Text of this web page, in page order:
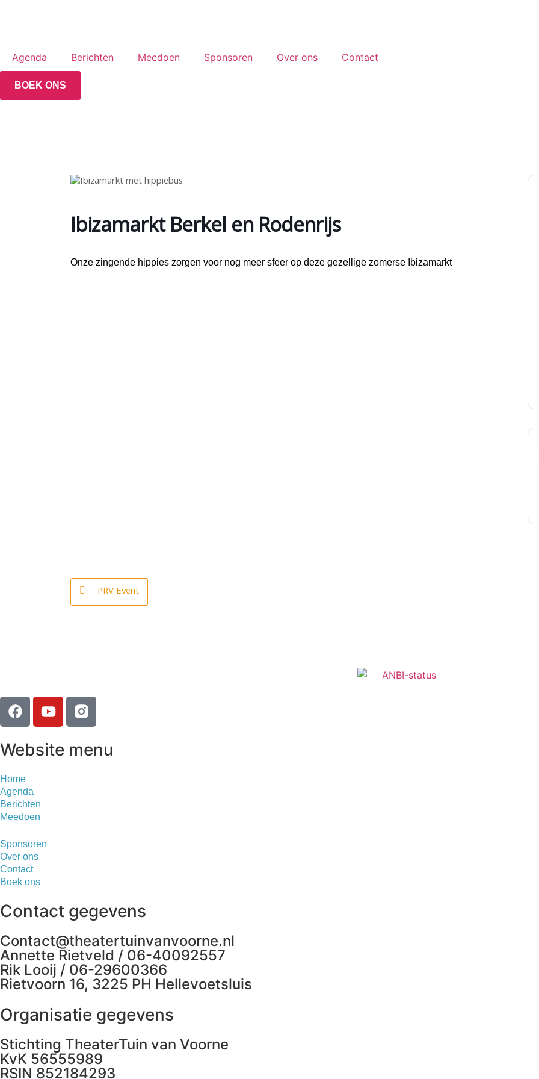
Agenda Berichten Meedoen Sponsoren Over ons Contact
BOEK ONS
Ibizamarkt Berkel en Rodenrijs
Onze zingende hippies zorgen voor nog meer sfeer op deze gezellige zomerse Ibizamarkt
PRV Event
Website menu
Home
Agenda
Berichten
Meedoen
Sponsoren
Over ons
Contact
Boek ons
Contact gegevens
Contact@theatertuinvanvoorne.nl
Annette Rietveld / 06-40092557
Rik Looij / 06-29600366
Rietvoorn 16, 3225 PH Hellevoetsluis
Organisatie gegevens
Stichting TheaterTuin van Voorne
KvK 56555989
RSIN 852184293